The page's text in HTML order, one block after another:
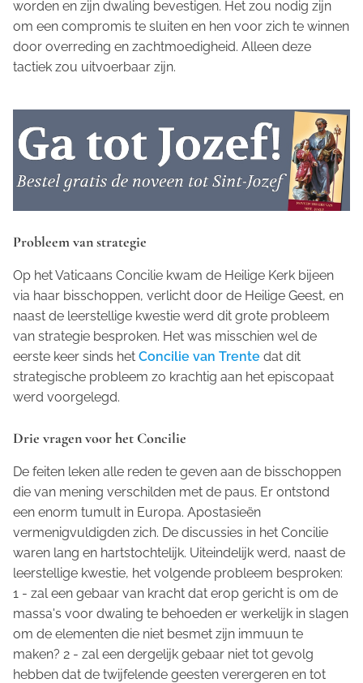
worden en zijn dwaling bevestigen. Het zou nodig zijn
om een compromis te sluiten en hen voor zich te winnen
door overreding en zachtmoedigheid. Alleen deze
tactiek zou uitvoerbaar zijn.
Probleem van strategie
Op het Vaticaans Concilie kwam de Heilige Kerk bijeen
via haar bisschoppen, verlicht door de Heilige Geest, en
naast de leerstellige kwestie werd dit grote probleem
van strategie besproken. Het was misschien wel de
eerste keer sinds het Concilie van Trente dat dit
strategische probleem zo krachtig aan het episcopaat
werd voorgelegd.
Drie vragen voor het Concilie
De feiten leken alle reden te geven aan de bisschoppen
die van mening verschilden met de paus. Er ontstond
een enorm tumult in Europa. Apostasieën
vermenigvuldigden zich. De discussies in het Concilie
waren lang en hartstochtelijk. Uiteindelijk werd, naast de
leerstellige kwestie, het volgende probleem besproken:
1 - zal een gebaar van kracht dat erop gericht is om de
massa's voor dwaling te behoeden er werkelijk in slagen
om de elementen die niet besmet zijn immuun te
maken? 2 - zal een dergelijk gebaar niet tot gevolg
hebben dat de twijfelende geesten verergeren en tot